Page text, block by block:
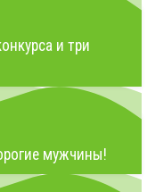
и три
мужчины!